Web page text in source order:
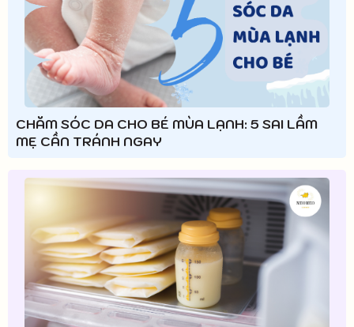
CHĂM SÓC DA CHO BÉ MÙA LẠNH: 5 SAI LẦM
MẸ CẦN TRÁNH NGAY